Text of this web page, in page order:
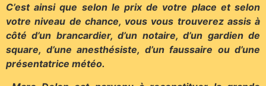
C’est ainsi que selon le prix de votre place et selon
votre niveau de chance, vous vous trouverez assis à
côté d’un brancardier, d’un notaire, d’un gardien de
square, d’une anesthésiste, d’un faussaire ou d’une
présentatrice météo.